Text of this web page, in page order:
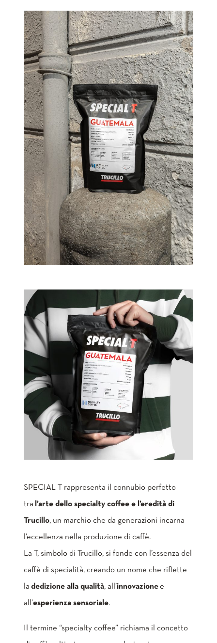
SPECIAL T rappresenta il connubio perfetto
tra l’arte dello specialty coffee e l’eredità di
Trucillo, un marchio che da generazioni incarna
l’eccellenza nella produzione di caffè.
La T, simbolo di Trucillo, si fonde con l’essenza del
caffè di specialità, creando un nome che riflette
la dedizione alla qualità, all’innovazionee
all’esperienza sensoriale.
Il termine “specialty coffee” richiama il concetto